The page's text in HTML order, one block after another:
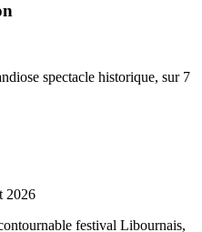
spectacle historique, sur 7
2026
festival Libournais,